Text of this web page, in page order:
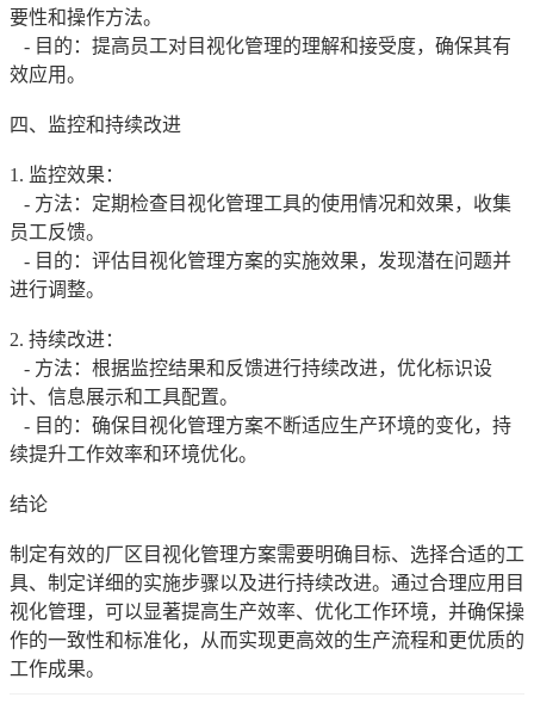
要性和操作方法。
- 目的：提高员工对目视化管理的理解和接受度，确保其有
效应用。
四、监控和持续改进
1. 监控效果：
- 方法：定期检查目视化管理工具的使用情况和效果，收集
员工反馈。
- 目的：评估目视化管理方案的实施效果，发现潜在问题并
进行调整。
2. 持续改进：
- 方法：根据监控结果和反馈进行持续改进，优化标识设
计、信息展示和工具配置。
- 目的：确保目视化管理方案不断适应生产环境的变化，持
续提升工作效率和环境优化。
结论
制定有效的厂区目视化管理方案需要明确目标、选择合适的工
具、制定详细的实施步骤以及进行持续改进。通过合理应用目
视化管理，可以显著提高生产效率、优化工作环境，并确保操
作的一致性和标准化，从而实现更高效的生产流程和更优质的
工作成果。